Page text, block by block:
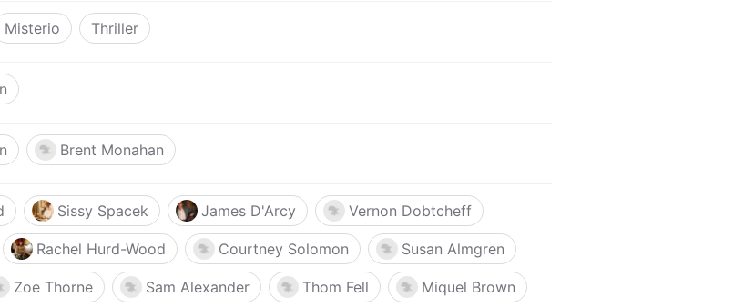
Misterio Thriller
Brent Monahan
Sissy Spacek James D'Arcy Vernon Dobtcheff
Rachel Hurd-Wood Courtney Solomon Susan Almgren
Zoe Thorne Sam Alexander Thom Fell Miquel Brown